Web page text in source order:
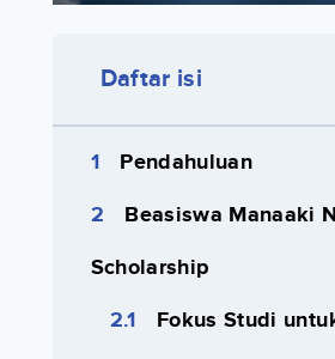
Daftar isi
Pendahuluan
Beasiswa Manaaki
Scholarship
Fokus Studi